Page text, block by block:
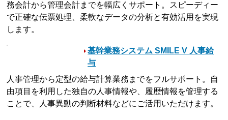
務会計から管理会計までを幅広くサポート。スピーディー
で正確な伝票処理、柔軟なデータの分析と有効活用を実現
します。
基幹業務システム SMILE V 人事給
与
人事管理から定型の給与計算業務までをフルサポート。自
由項目を利用した独自の人事情報や、履歴情報を管理する
ことで、人事異動の判断材料などにご活用いただけます。